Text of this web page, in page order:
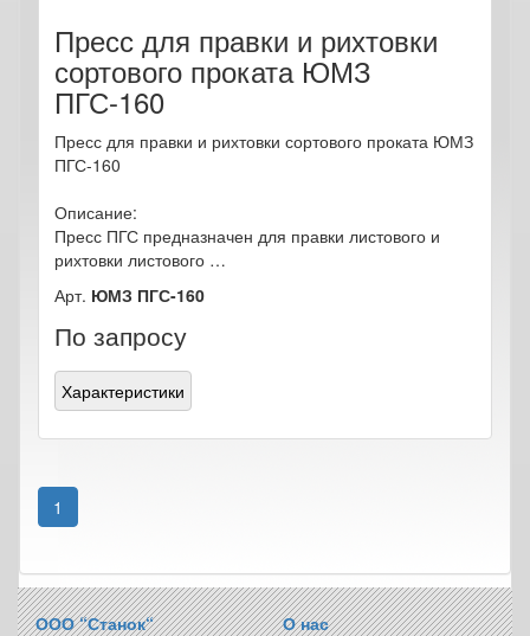
Пресс для правки и рихтовки
сортового проката ЮМЗ
ПГС-160
Пресс для правки и рихтовки сортового проката ЮМЗ
ПГС-160
Описание:
Пресс ПГС предназначен для правки листового и
рихтовки листового …
Арт. ЮМЗ ПГС-160
По запросу
Характеристики
1
ООО “Станок“
О нас